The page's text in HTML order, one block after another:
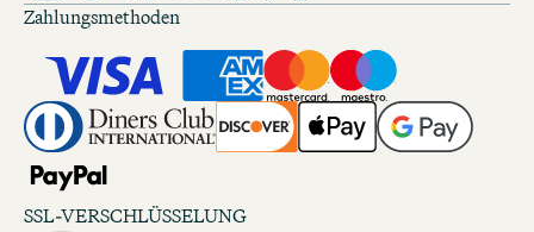
Zahlungsmethoden
SSL-VERSCHLÜSSELUNG